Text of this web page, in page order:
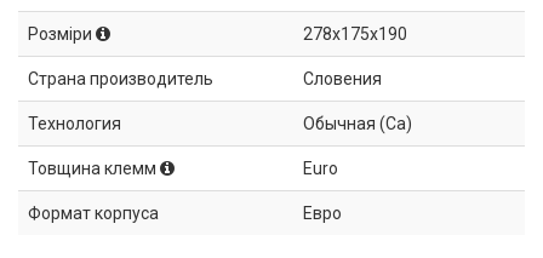
Розміри 278x175x190
Страна производитель Словения
Технология Обычная (Ca)
Товщина клемм Euro
Формат корпуса Евро